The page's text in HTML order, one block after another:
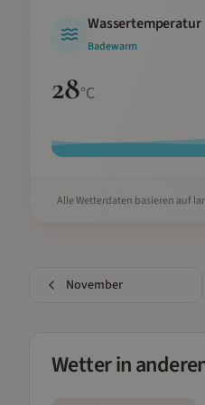
Wassertemperatur
Badewarm
28°C
Alle Wetterdaten basieren auf
November
Wetter in